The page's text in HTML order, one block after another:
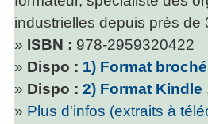
industrielles depuis près de
» ISBN : 978-2959320422
» Dispo : 1) Format broché
» Dispo : 2) Format Kindle
» Plus d'infos (extraits à